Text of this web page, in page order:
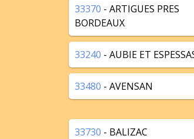
33370 - ARTIGUES PRES
BORDEAUX
33240 - AUBIE ET
33480 - AVENSAN
33730 - BALIZAC